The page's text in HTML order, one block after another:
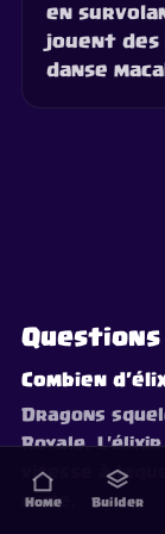
en
jouent des
danse
Home Builder
Combien
Dragons
Royale.
vitesse à
cycle.